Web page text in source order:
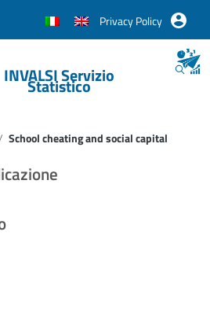
Privacy Policy
INVALSI Servizio
Statistico
School cheating and social capital